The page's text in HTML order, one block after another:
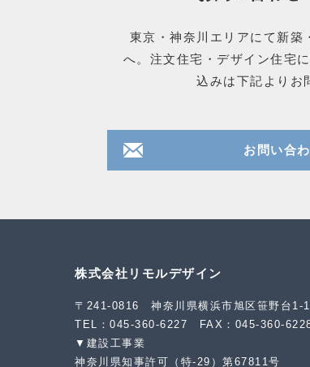
東京・神奈川エリアにて新築
へ。注文住宅・デザイン住宅
込みは下記よりお
お問い合
株式会社リモルデザイン
〒241-0816 神奈川県横浜市旭区笹野台1-
TEL：045-360-6227 FAX：045-360-
▼建設工事業
神奈川県知事許可（特-29）第67811号